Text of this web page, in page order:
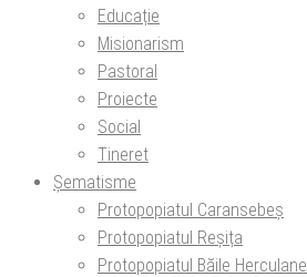
Educație
Misionarism
Pastoral
Proiecte
Social
Tineret
Șematisme
Protopopiatul Caransebeș
Protopopiatul Reșița
Protopopiatul Băile Herculane